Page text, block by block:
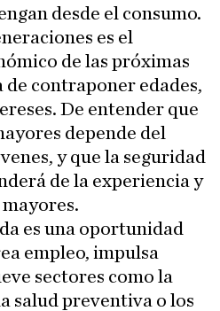
desde el consumo.
es el
de las próximas
de contraponer edades,
De entender que
depende del
y que la seguridad
de la experiencia y
es una oportunidad
empleo, impulsa
sectores como la
salud preventiva o los